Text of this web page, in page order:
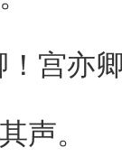
宫亦卿
。